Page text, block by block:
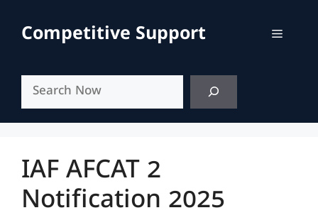
contentCompetitive Support Menu
IAF AFCAT 2
Notification 2025